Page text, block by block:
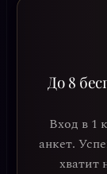
До 8
Вход в 1
анкет.
хватит